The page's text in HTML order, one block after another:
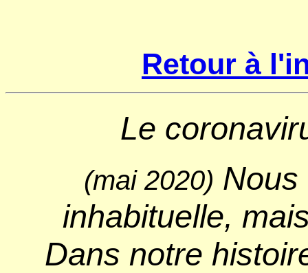
Retour à
Le
(mai 2020) Nous
inhabituelle,
Dans notre